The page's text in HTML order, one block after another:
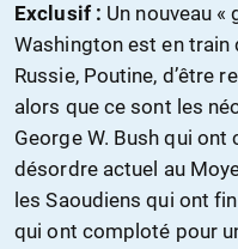
DON
Exclusif : Un nouveau
Washington est en train
Russie, Poutine, d’être
alors que ce sont les
George W. Bush qui
désordre actuel au
les Saoudiens qui ont
qui ont comploté pour